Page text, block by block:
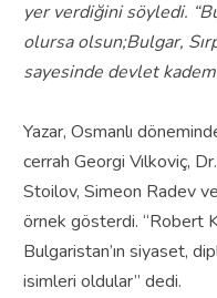
yer verdiğini söyledi.
olursa olsun;Bulgar,
sayesinde devlet
Yazar, Osmanlı
cerrah Georgi Vılkoviç,
Stoilov, Simeon Radev
örnek gösterdi. “Robert
Bulgaristan’ın siyaset,
isimleri oldular” dedi.